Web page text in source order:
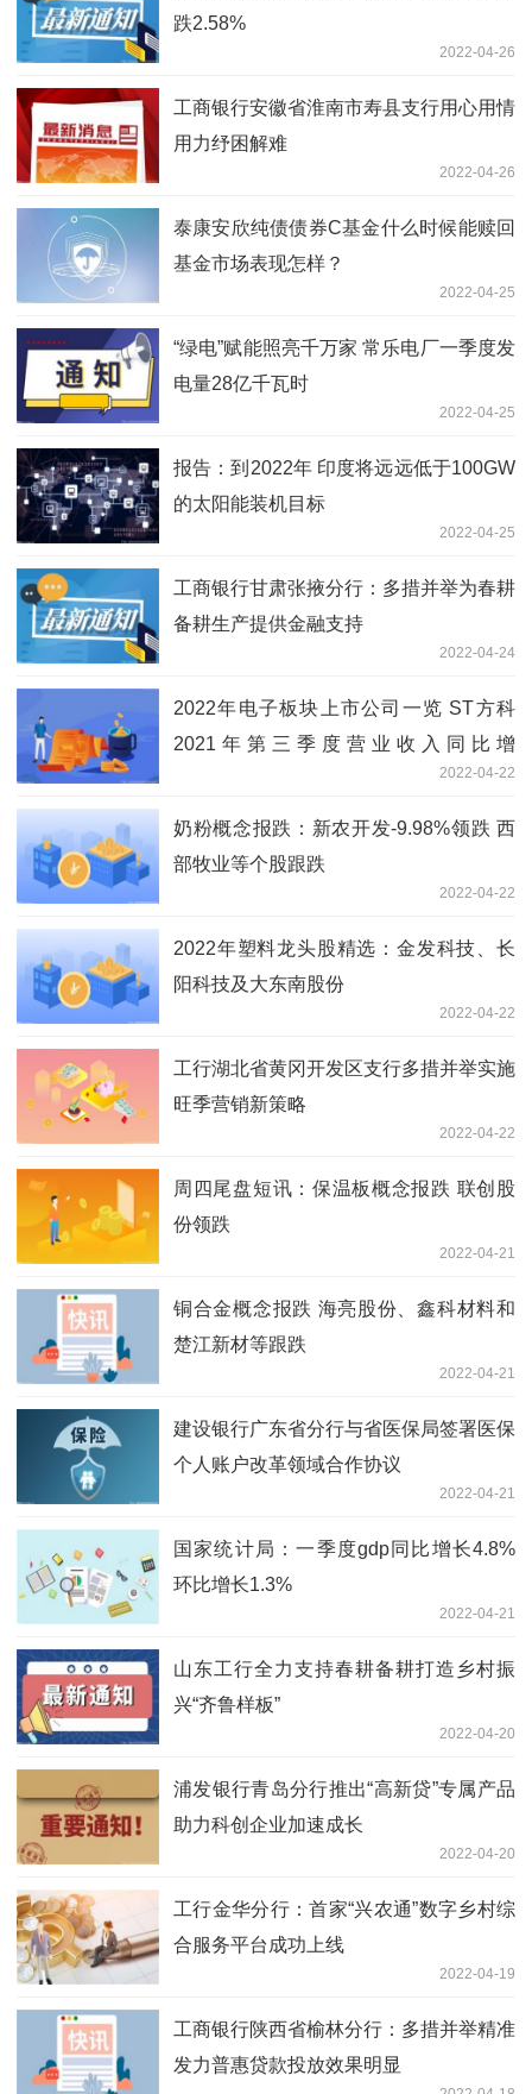
跌2.58%
2022-04-26
工商银行安徽省淮南市寿县支行用心用情
用力纾困解难
2022-04-26
泰康安欣纯债债券C基金什么时候能赎回
基金市场表现怎样？
2022-04-25
“绿电”赋能照亮千万家 常乐电厂一季度发
电量28亿千瓦时
2022-04-25
报告：到2022年 印度将远远低于100GW
的太阳能装机目标
2022-04-25
工商银行甘肃张掖分行：多措并举为春耕
备耕生产提供金融支持
2022-04-24
2022年电子板块上市公司一览 ST方科
2021年第三季度营业收入同比增
2022-04-22
奶粉概念报跌：新农开发-9.98%领跌 西
部牧业等个股跟跌
2022-04-22
2022年塑料龙头股精选：金发科技、长
阳科技及大东南股份
2022-04-22
工行湖北省黄冈开发区支行多措并举实施
旺季营销新策略
2022-04-22
周四尾盘短讯：保温板概念报跌 联创股
份领跌
2022-04-21
铜合金概念报跌 海亮股份、鑫科材料和
楚江新材等跟跌
2022-04-21
建设银行广东省分行与省医保局签署医保
个人账户改革领域合作协议
2022-04-21
国家统计局：一季度gdp同比增长4.8%
环比增长1.3%
2022-04-21
山东工行全力支持春耕备耕打造乡村振
兴“齐鲁样板”
2022-04-20
浦发银行青岛分行推出“高新贷”专属产品
助力科创企业加速成长
2022-04-20
工行金华分行：首家“兴农通”数字乡村综
合服务平台成功上线
2022-04-19
工商银行陕西省榆林分行：多措并举精准
发力普惠贷款投放效果明显